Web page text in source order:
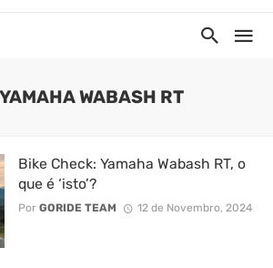
WABASH RT
Bike Check: Yamaha Wabash RT, o
que é ‘isto’?
Por GORIDE TEAM 12 de Novembro, 2024